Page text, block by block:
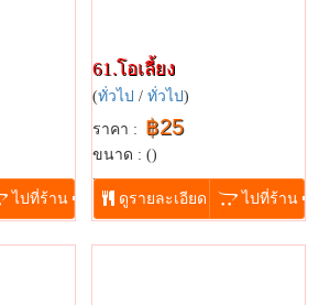
ไปที่ร้าน
61.โอเลี้ยง
(ทั่วไป / ทั่วไป)
ราคา : ฿25
ขนาด : ()
...
ดูรายละเอียด ไปที่ร้าน